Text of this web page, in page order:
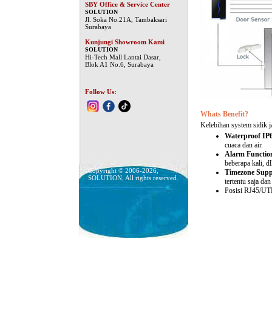
SBY Office & Service Center
SOLUTION
Jl. Soka No.21A, Tambaksari
Surabaya
Kunjungi Showroom Kami
SOLUTION
Hi-Tech Mall Lantai Dasar,
Blok A1 No.6, Surabaya
Follow Us:
Copyright © 2006-2026,
SOLUTION, All rights reserved.
Whats Benefit?
Kelebihan system sidik
Waterproof
cuaca dan air.
Alarm
beberapa kali,
Timezone
tertentu saja
Posisi RJ45/